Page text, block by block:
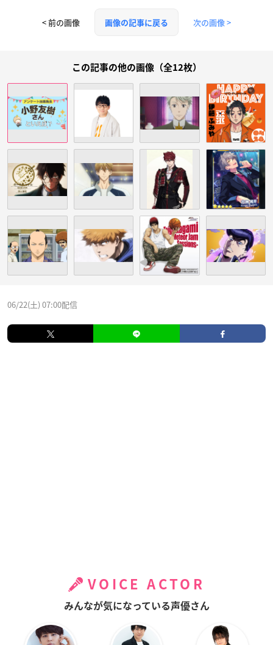
< 前の画像 画像の記事に戻る 次の画像 >
この記事の他の画像（全12枚）
06/22(土) 07:00配信
VOICE ACTOR
みんなが気になっている声優さん